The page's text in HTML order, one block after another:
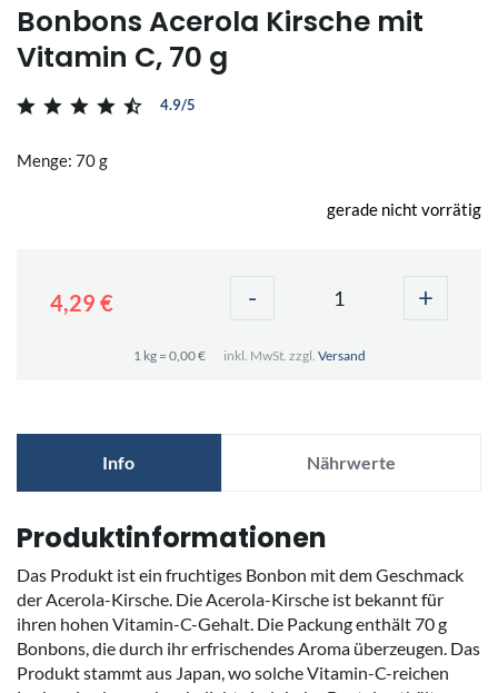
Bonbons Acerola Kirsche mit
Vitamin C, 70 g
4.9/5
Menge: 70 g
gerade nicht vorrätig
4,29 € - +
1 kg = 0,00 € inkl. MwSt. zzgl. Versand
Info Nährwerte
Produktinformationen
Das Produkt ist ein fruchtiges Bonbon mit dem Geschmack
der Acerola-Kirsche. Die Acerola-Kirsche ist bekannt für
ihren hohen Vitamin-C-Gehalt. Die Packung enthält 70 g
Bonbons, die durch ihr erfrischendes Aroma überzeugen. Das
Produkt stammt aus Japan, wo solche Vitamin-C-reichen